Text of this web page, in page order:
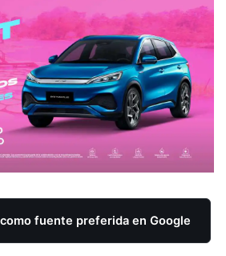
fuente preferida en Google